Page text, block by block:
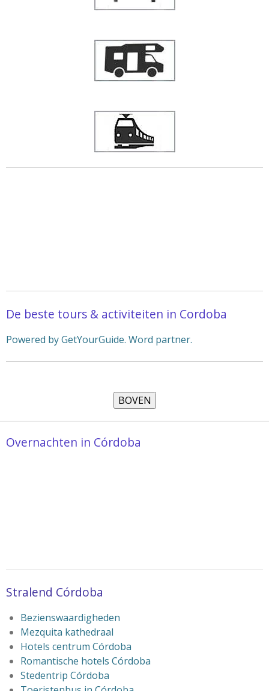
De beste tours & activiteiten in Cordoba
Powered by GetYourGuide. Word partner.
Overnachten in Córdoba
Stralend Córdoba
Bezienswaardigheden
Mezquita kathedraal
Hotels centrum Córdoba
Romantische hotels Córdoba
Stedentrip Córdoba